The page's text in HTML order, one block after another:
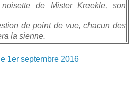
de Mister Kreekle, son
de point de vue, chacun des
la sienne.
1er septembre 2016